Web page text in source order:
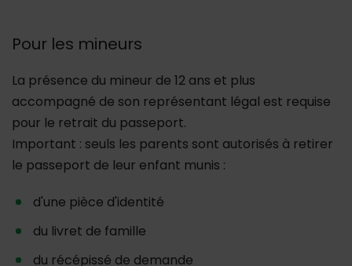
Pour les mineurs
La présence du mineur de 12 ans et plus
accompagné de son représentant légal est requise
pour le retrait du passeport.
Important : seuls les parents sont autorisés à retirer
le passeport de leur enfant munis :
d'une pièce d'identité
du livret de famille
du récépissé de demande